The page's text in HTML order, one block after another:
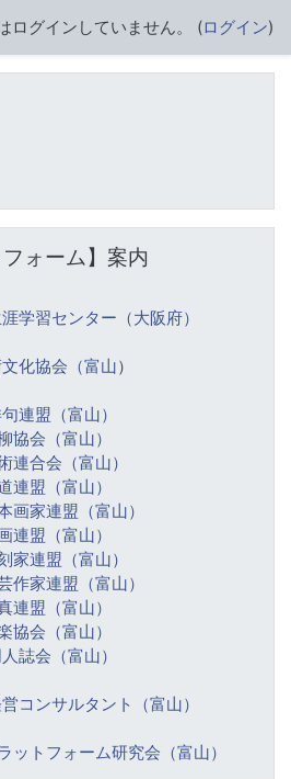
ログインしていません。 (ログイン)
フォーム】案内
学習センター（大阪府）
化協会（富山）
連盟（富山）
協会（富山）
連合会（富山）
連盟（富山）
画家連盟（富山）
連盟（富山）
家連盟（富山）
作家連盟（富山）
連盟（富山）
協会（富山）
誌会（富山）
コンサルタント（富山）
ットフォーム研究会（富山）